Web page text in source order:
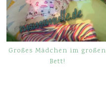
Großes Mädchen im großen
Bett!